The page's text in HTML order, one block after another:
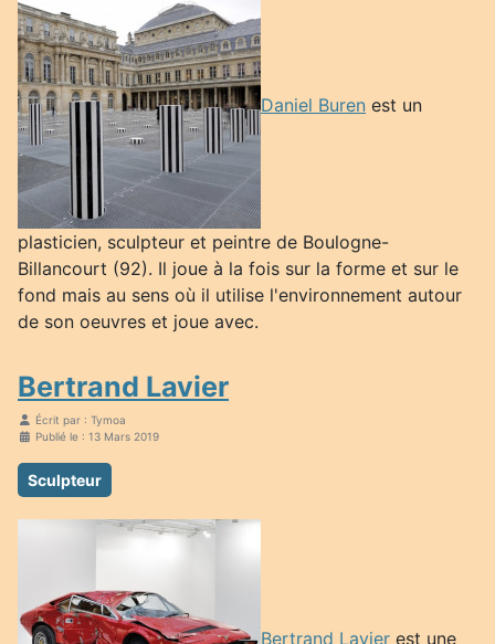
Daniel Buren est un
plasticien, sculpteur et peintre de Boulogne-
Billancourt (92). Il joue à la fois sur la forme et sur le
fond mais au sens où il utilise l'environnement autour
de son oeuvres et joue avec.
Bertrand Lavier
Écrit par : Tymoa
Publié le : 13 Mars 2019
Sculpteur
Bertrand Lavier est une